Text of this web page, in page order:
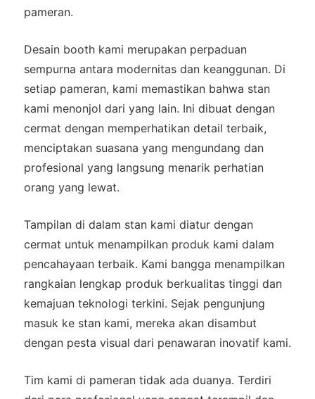
pameran.
Desain booth kami merupakan perpaduan
sempurna antara modernitas dan keanggunan. Di
setiap pameran, kami memastikan bahwa stan
kami menonjol dari yang lain. Ini dibuat dengan
cermat dengan memperhatikan detail terbaik,
menciptakan suasana yang mengundang dan
profesional yang langsung menarik perhatian
orang yang lewat.
Tampilan di dalam stan kami diatur dengan
cermat untuk menampilkan produk kami dalam
pencahayaan terbaik. Kami bangga menampilkan
rangkaian lengkap produk berkualitas tinggi dan
kemajuan teknologi terkini. Sejak pengunjung
masuk ke stan kami, mereka akan disambut
dengan pesta visual dari penawaran inovatif kami.
Tim kami di pameran tidak ada duanya. Terdiri